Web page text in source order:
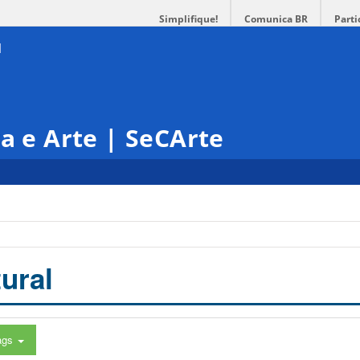
Simplifique! Comunica BR
e Arte | SeCArte